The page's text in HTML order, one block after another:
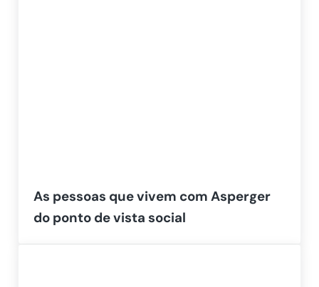
As pessoas que vivem com Asperger
do ponto de vista social